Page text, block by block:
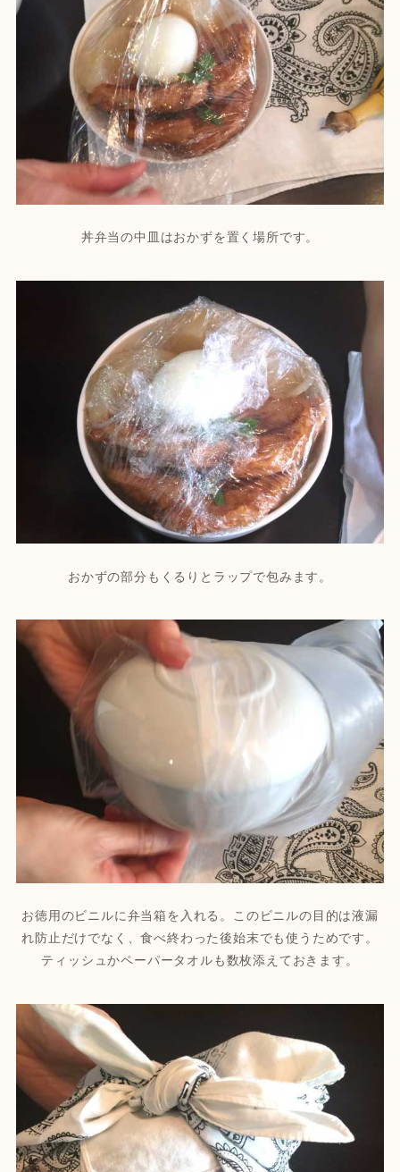
丼弁当の中皿はおかずを置く場所です。
おかずの部分もくるりとラップで包みます。
お徳用のビニルに弁当箱を入れる。このビニルの目的は液漏
れ防止だけでなく、食べ終わった後始末でも使うためです。
ティッシュかペーパータオルも数枚添えておきます。